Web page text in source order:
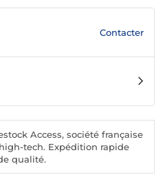
Contacter
Access, société française
tech. Expédition rapide
qualité.